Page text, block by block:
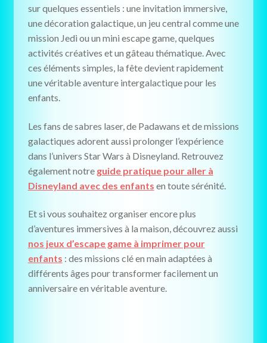
sur quelques essentiels : une invitation immersive,
une décoration galactique, un jeu central comme une
mission Jedi ou un mini escape game, quelques
activités créatives et un gâteau thématique. Avec
ces éléments simples, la fête devient rapidement
une véritable aventure intergalactique pour les
enfants.
Les fans de sabres laser, de Padawans et de missions
galactiques adorent aussi prolonger l’expérience
dans l’univers Star Wars à Disneyland. Retrouvez
également notre guide pratique pour aller à
Disneyland avec des enfants en toute sérénité.
Et si vous souhaitez organiser encore plus
d’aventures immersives à la maison, découvrez aussi
nos jeux d’escape game à imprimer pour
enfants : des missions clé en main adaptées à
différents âges pour transformer facilement un
anniversaire en véritable aventure.